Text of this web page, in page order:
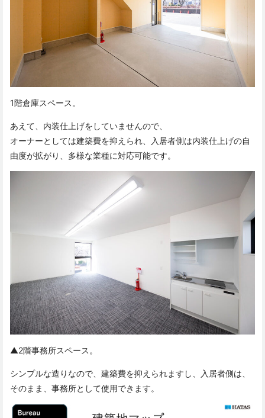
1階倉庫スペース。
あえて、内装仕上げをしていませんので、
オーナーとしては建築費を抑えられ、入居者側は内装仕上げの自
由度が拡がり、多様な業種に対応可能です。
▲2階事務所スペース。
シンプルな造りなので、建築費を抑えられますし、入居者側は、
そのまま、事務所として使用できます。